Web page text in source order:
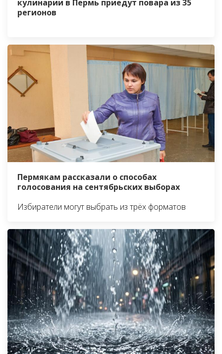
кулинарии в Пермь приедут повара из 35
регионов
Пермякам рассказали о способах
голосования на сентябрьских выборах
Избиратели могут выбрать из трёх форматов